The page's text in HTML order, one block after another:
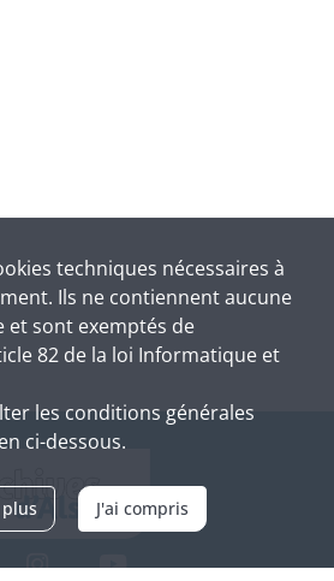
techniques nécessaires à
Ils ne contiennent aucune
et sont exemptés de
82 de la loi Informatique et
les conditions générales
ci-dessous.
plus J'ai compris